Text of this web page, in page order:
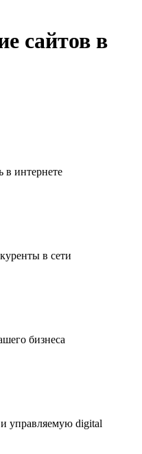
сайтов в
в интернете
в сети
бизнеса
управляемую digital